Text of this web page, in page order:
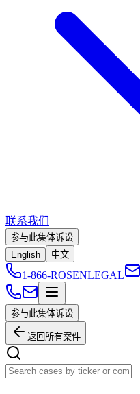
联系我们
参与此集体诉讼
English
中文
1-866-ROSENLEGAL
参与此集体诉讼
返回所有案件